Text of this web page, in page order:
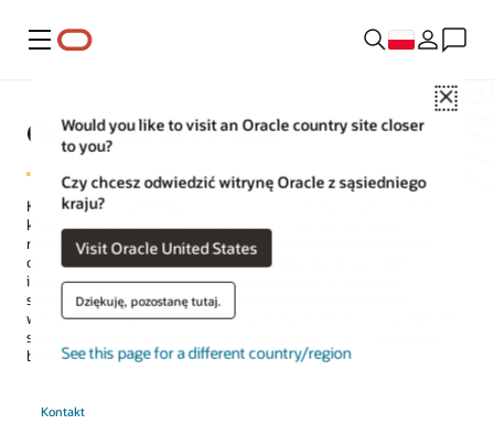
Menu
Close
Would you like to visit an Oracle country site closer
to you?
Czy chcesz odwiedzić witrynę Oracle z sąsiedniego
kraju?
Visit Oracle United States
Dziękuję, pozostanę tutaj.
See this page for a different country/region
Oracle Siebel CRM
Korzystaj z kompletnego
które zapewnia niezwykłą skalowalność i wydajność nawet
najbardziej złożonym organizacjom. System Oracle Siebel CRM
oferuje niezrównane możliwości w zakresie dostosowywania
i integracji, otwartą architekturę zapewniającą prawdziwie
spersonalizowane środowisko użytkownika oraz możliwość
wdrożenia zarówno lokalnie, jak i w chmurze. To kluczowy element
strategii Oracle w zakresie
branżowych.
Kontakt